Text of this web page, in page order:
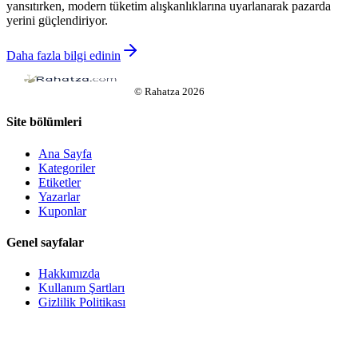
yansıtırken, modern tüketim alışkanlıklarına uyarlanarak pazarda
yerini güçlendiriyor.
Daha fazla bilgi edinin
© Rahatza 2026
Site bölümleri
Ana Sayfa
Kategoriler
Etiketler
Yazarlar
Kuponlar
Genel sayfalar
Hakkımızda
Kullanım Şartları
Gizlilik Politikası